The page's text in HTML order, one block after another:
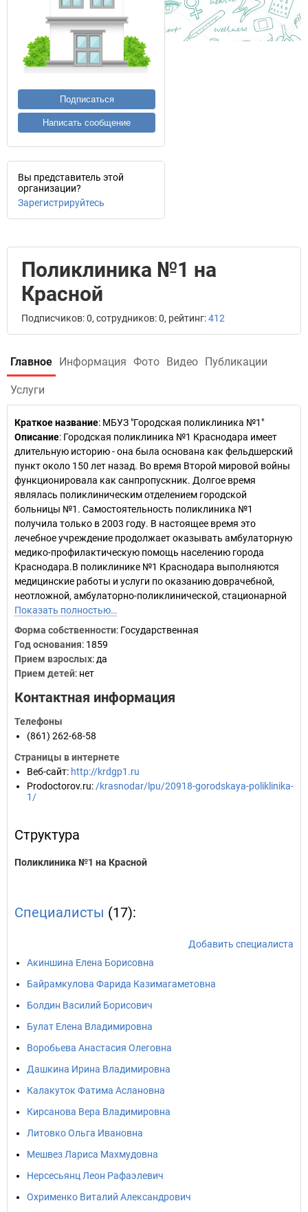
Подписаться
Написать сообщение
Вы представитель этой
организации?
Зарегистрируйтесь
Поликлиника №1 на
Красной
Подписчиков: 0, сотрудников: 0, рейтинг:412
Главное Информация Фото Видео Публикации
Услуги
Краткое название: МБУЗ "Городская поликлиника №1"
Описание: Городская поликлиника №1 Краснодара имеет
длительную историю - она была основана как фельдшерский
пункт около 150 лет назад. Во время Второй мировой войны
функционировала как санпропускник. Долгое время
являлась поликлиническим отделением городской
больницы №1. Самостоятельность поликлиника №1
получила только в 2003 году. В настоящее время это
лечебное учреждение продолжает оказывать амбулаторную
медико-профилактическую помощь населению города
Краснодара.В поликлинике №1 Краснодара выполняются
медицинские работы и услуги по оказанию доврачебной,
неотложной, амбулаторно-поликлинической, стационарной
Показать полностью…
Форма собственности: Государственная
Год основания: 1859
Прием взрослых: да
Прием детей: нет
Контактная информация
Телефоны
(861) 262-68-58
Страницы в интернете
Веб-сайт: http://krdgp1.ru
Prodoctorov.ru: /krasnodar/lpu/20918-gorodskaya-poliklinika-
1/
Структура
Поликлиника №1 на Красной
Специалисты (17):
Добавить специалиста
Акиншина Елена Борисовна
Байрамкулова Фарида Казимагаметовна
Болдин Василий Борисович
Булат Елена Владимировна
Воробьева Анастасия Олеговна
Дашкина Ирина Владимировна
Калакуток Фатима Аслановна
Кирсанова Вера Владимировна
Литовко Ольга Ивановна
Мешвез Лариса Махмудовна
Нерсесьянц Леон Рафаэлевич
Охрименко Виталий Александрович